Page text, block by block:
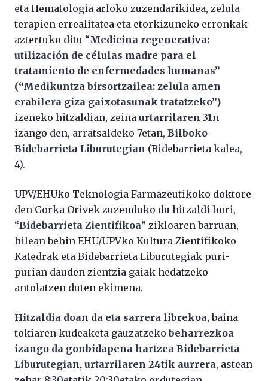
eta Hematologia arloko zuzendarikidea, zelula
terapien errealitatea eta etorkizuneko erronkak
aztertuko ditu “Medicina regenerativa:
utilización de células madre para el
tratamiento de enfermedades humanas”
(“Medikuntza birsortzailea: zelula amen
erabilera giza gaixotasunak tratatzeko”)
izeneko hitzaldian, zeina urtarrilaren 31n
izango den, arratsaldeko 7etan, Bilboko
Bidebarrieta Liburutegian (Bidebarrieta kalea,
4).
UPV/EHUko Teknologia Farmazeutikoko doktore
den Gorka Orivek zuzenduko du hitzaldi hori,
“Bidebarrieta Zientifikoa” zikloaren barruan,
hilean behin EHU/UPVko Kultura Zientifikoko
Katedrak eta Bidebarrieta Liburutegiak puri-
purian dauden zientzia gaiak hedatzeko
antolatzen duten ekimena.
Hitzaldia doan da eta sarrera librekoa, baina
tokiaren kudeaketa gauzatzekobeharrezkoa
izango da gonbidapena hartzea Bidebarrieta
Liburutegian, urtarrilaren 24tik aurrera, astean